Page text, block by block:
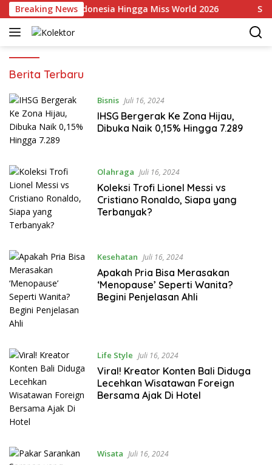
Langsung
ke
konten
Breaking News
Wakili Indonesia Hingga Miss World 2026
Kolektor
Berita Terbaru
Bisnis Juli 16, 2024
IHSG Bergerak Ke Zona Hijau,
Dibuka Naik 0,15% Hingga 7.289
Olahraga Juli 16, 2024
Koleksi Trofi Lionel Messi vs
Cristiano Ronaldo, Siapa yang
Terbanyak?
Kesehatan Juli 16, 2024
Apakah Pria Bisa Merasakan
‘Menopause’ Seperti Wanita?
Begini Penjelasan Ahli
Life Style Juli 16, 2024
Viral! Kreator Konten Bali Diduga
Lecehkan Wisatawan Foreign
Bersama Ajak Di Hotel
Wisata Juli 16, 2024